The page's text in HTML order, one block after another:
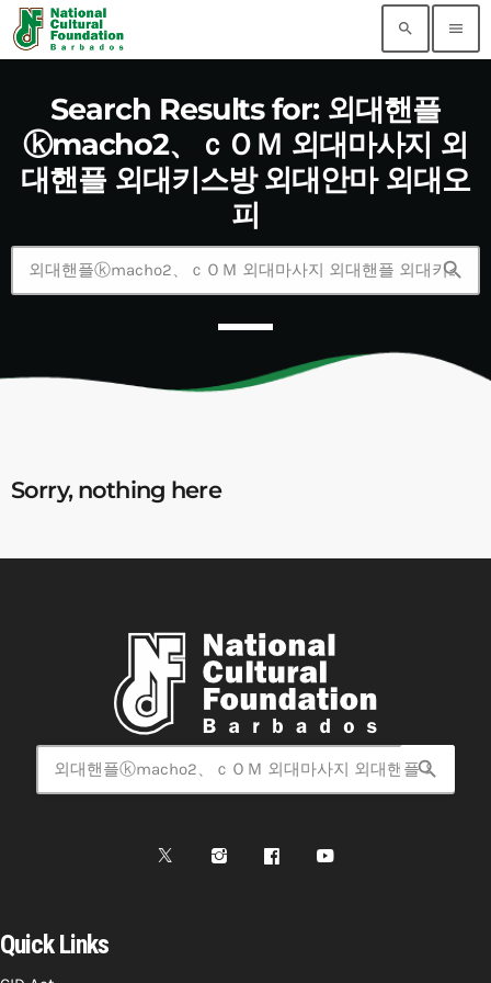
search menu
Search Results for: 외대핸플
ⓚmacho2、ｃＯＭ 외대마사지 외
대핸플 외대키스방 외대안마 외대오
피
search
Sorry, nothing here
search
Quick Links